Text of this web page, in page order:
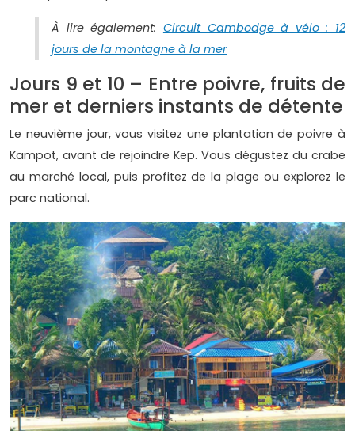
À lire également: Circuit Cambodge à vélo : 12
jours de la montagne à la mer
Jours 9 et 10 – Entre poivre, fruits de
mer et derniers instants de détente
Le neuvième jour, vous visitez une plantation de poivre à
Kampot, avant de rejoindre Kep. Vous dégustez du crabe
au marché local, puis profitez de la plage ou explorez le
parc national.